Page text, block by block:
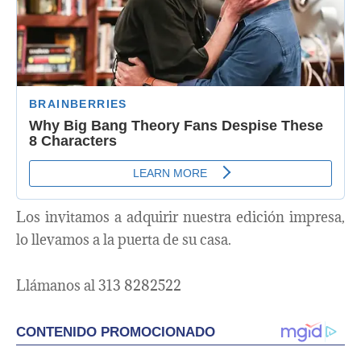
Los invitamos a adquirir nuestra edición impresa,
lo llevamos a la puerta de su casa.
Llámanos al 313 8282522